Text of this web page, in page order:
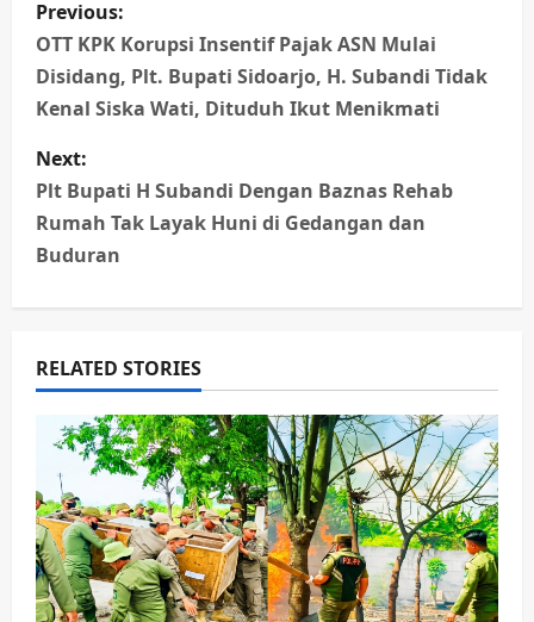
o
s
t
n
a
v
i
g
a
t
i
o
Previous:
OTT KPK Korupsi Insentif Pajak ASN Mulai
Disidang, Plt. Bupati Sidoarjo, H. Subandi Tidak
Kenal Siska Wati, Dituduh Ikut Menikmati
Next:
Plt Bupati H Subandi Dengan Baznas Rehab
Rumah Tak Layak Huni di Gedangan dan
Buduran
RELATED STORIES